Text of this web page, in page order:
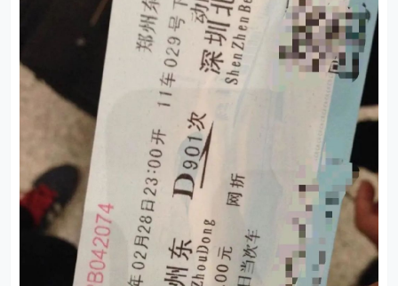
要知道那时候我做房屋租赁生意，一个月也就赚1万元，
一天3000元是我想都不敢想的收入。我心动了，转头就
放弃了当时已经步入正轨的房产租赁生意。